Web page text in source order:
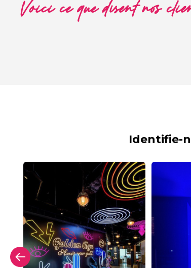
Voici ce que disent nos
Identifie-